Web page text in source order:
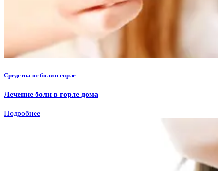
Средства от боли в горле
Лечение боли в горле дома
Подробнее